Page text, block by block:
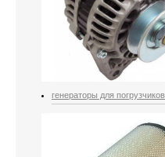
генераторы для